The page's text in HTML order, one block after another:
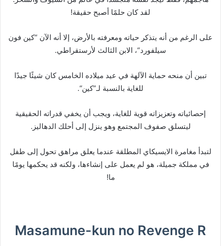
لقد كان حلمًا أصبح حقيقة!
على الرغم من أنه يتذكر حياته ومعرفته بالأرض، إلا أنه الآن “كين فون
سيلفورد“، الابن الثالث لأرستقراطي.
تبين أن منحه حماية الآلهة في عيد ميلاده الخامس كان شيئًا جيدًا
للغاية بالنسبة لـ”كين“.
إحصائياته وتعزيزاته قوية للغاية، ويجب أن يخفي قدراته الحقيقية
ليتسلق صفوف المجتمع وهو ينزل إلى أحلك الدهاليز.
لتبدأ مغامرة الايسيكاي المطلقة عندما يعلق مراهق تحول إلى طفل
في مملكة جميلة، هو لم يعمل على إنشاءها، ولكنه قد يحكمها يومًا
ما!
Masamune-kun no Revenge R